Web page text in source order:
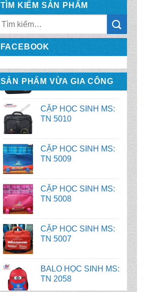
TÌM KIẾM SẢN PHẨM
FACEBOOK
SẢN PHẨM VỪA GIA CÔNG
CẶP HỌC SINH MS:
TN 5010
TN 5009
TN 5008
TN 5007
TN 2058
TN 2056